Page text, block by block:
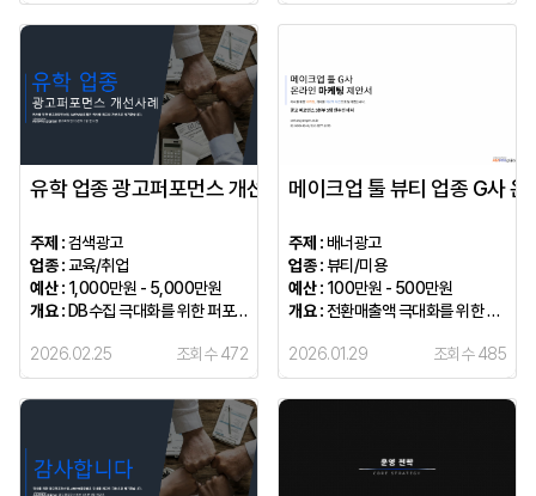
유학 업종 광고퍼포먼스 개선사례
주제 :검색광고
업종 :교육/취업
예산 : 1,000만원 - 5,000만원
개요 : DB수집 극대화를 위한 퍼포먼스 마케팅 제안
2026.02.25 조회수 472
메이크업 툴 뷰티 업종 G사
주제 :배너광고
업종 :뷰티/미용
예산 : 100만원 - 500만원
개요 :전환매출액 극대화를 위한 퍼포먼스 마케팅 제안
2026.01.29 조회수 485